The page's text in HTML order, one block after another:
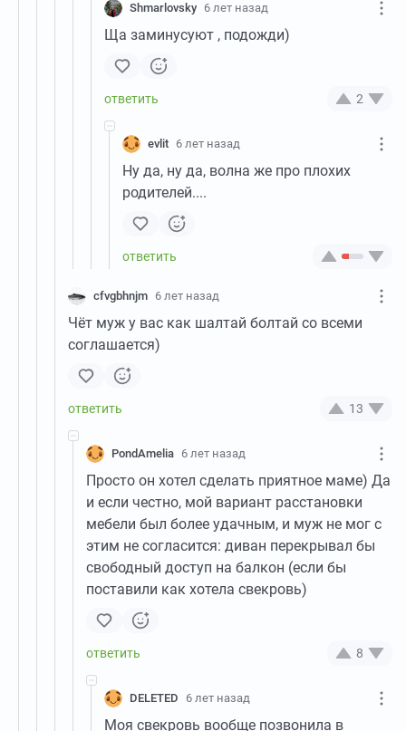
Shmarlovsky 6 лет назад
Ща заминусуют , подожди)
2
evlit 6 лет назад
Ну да, ну да, волна же про плохих
родителей....
cfvgbhnjm 6 лет назад
Чёт муж у вас как шалтай болтай со всеми
соглашается)
13
PondAmelia 6 лет назад
Просто он хотел сделать приятное маме) Да
и если честно, мой вариант расстановки
мебели был более удачным, и муж не мог с
этим не согласится: диван перекрывал бы
свободный доступ на балкон (если бы
поставили как хотела свекровь)
8
DELETED 6 лет назад
Моя свекровь вообще позвонила в